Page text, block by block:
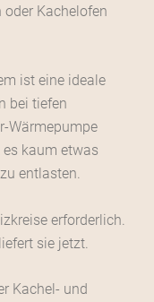
Kachelofen
ist eine ideale
bei tiefen
Wärmepumpe
kaum etwas
entlasten.
erforderlich.
sie jetzt.
Kachel- und